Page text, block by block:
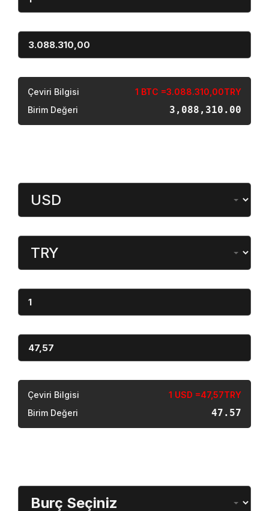
Çeviri Bilgisi
1 BTC =3.088.310,00TRY
Birim Değeri
3,088,310.00
Çeviri Bilgisi
1 USD =47,57TRY
Birim Değeri
47.57